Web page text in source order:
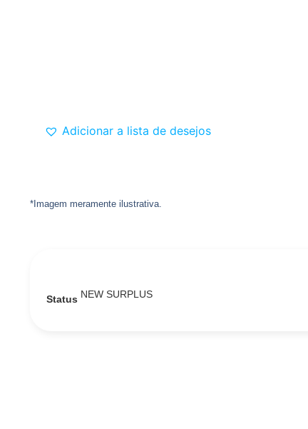
Adicionar a lista de desejos
*Imagem meramente ilustrativa.
Status NEW SURPLUS